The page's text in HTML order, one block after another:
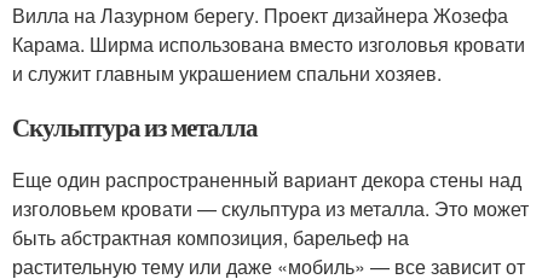
Вилла на Лазурном берегу. Проект дизайнера Жозефа
Карама. Ширма использована вместо изголовья кровати
и служит главным украшением спальни хозяев.
Скульптура из металла
Еще один распространенный вариант декора стены над
изголовьем кровати — скульптура из металла. Это может
быть абстрактная композиция, барельеф на
растительную тему или даже «мобиль» — все зависит от